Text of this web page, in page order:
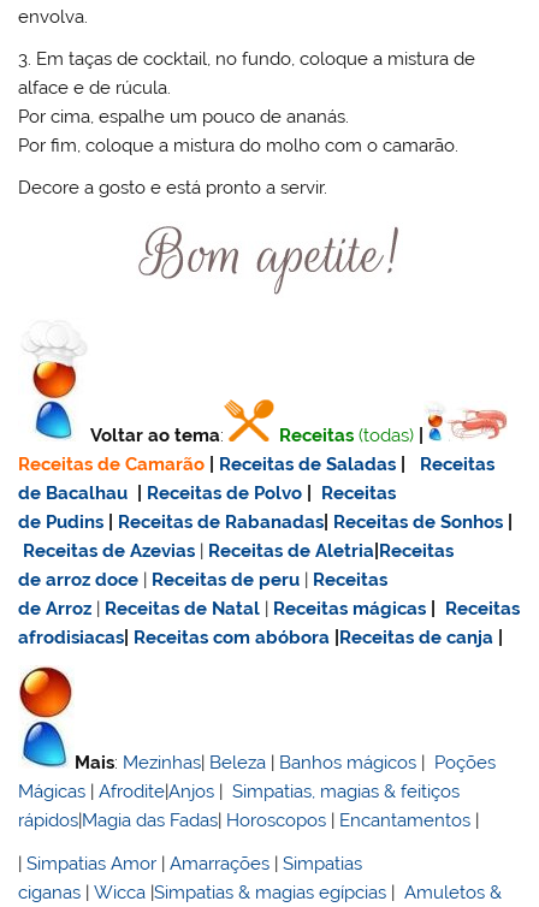
envolva.
3. Em taças de cocktail, no fundo, coloque a mistura de
alface e de rúcula.
Por cima, espalhe um pouco de ananás.
Por fim, coloque a mistura do molho com o camarão.
Decore a gosto e está pronto a servir.
Voltar ao tema: Receitas (todas)
Receitas de Camarão
Receitas de Saladas
Receitas
de Bacalhau
Receitas de Polvo
Receitas
de Pudins
Receitas de Rabanadas Receitas de Sonhos
Receitas de Azevias | Receitas de Aletria Receitas
dearroz doce | Receitas de peru | Receitas
de Arroz | Receitas de Natal | Receitas mágicas
Receitas
afrodisiacas Receitas com abóbora Receitas de canja
Mais: Mezinhas| Beleza | Banhos mágicos | Poções
Mágicas |Afrodite|Anjos |Simpatias, magias & feitiços
rápidos|Magia das Fadas| Horoscopos | Encantamentos |
|Simpatias Amor |Amarrações |Simpatias
ciganas |Wicca |Simpatias & magias egípcias |Amuletos &